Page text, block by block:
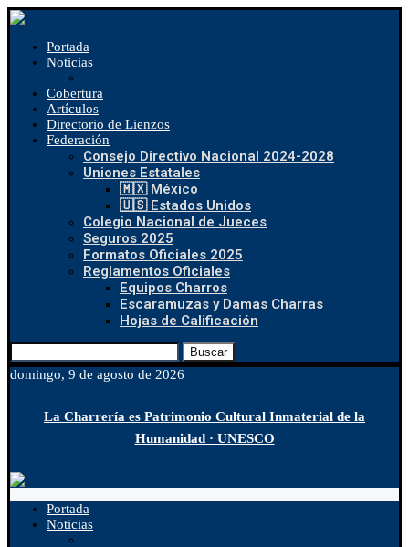
Portada
Noticias
Cobertura
Artículos
Directorio de Lienzos
Federación
Consejo Directivo Nacional 2024-2028
Uniones Estatales
🇲🇽 México
🇺🇸 Estados Unidos
Colegio Nacional de Jueces
Seguros 2025
Formatos Oficiales 2025
Reglamentos Oficiales
Equipos Charros
Escaramuzas y Damas Charras
Hojas de Calificación
Buscar
domingo, 9 de agosto de 2026
La Charrería es Patrimonio Cultural Inmaterial de la
Humanidad · UNESCO
Portada
Noticias